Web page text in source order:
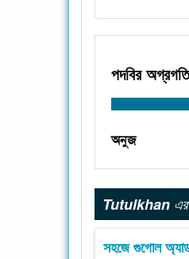
পদবির
অনুজ
Tutulkhan
সহজে গুগোল